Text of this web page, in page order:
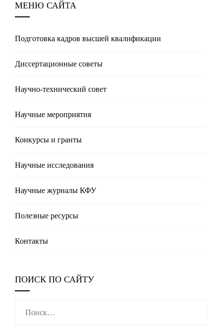
МЕНЮ САЙТА
Подготовка кадров высшей квалификации
Диссертационные советы
Научно-технический совет
Научные мероприятия
Конкурсы и гранты
Научные исследования
Научные журналы КФУ
Полезные реcурсы
Контакты
ПОИСК ПО САЙТУ